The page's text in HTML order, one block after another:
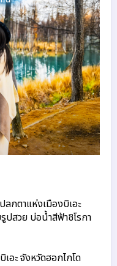
กตาแห่งเมืองบิเอะ
ปสวย บ่อน้ำสีฟ้าชิโรกา
อะ จังหวัดฮอกไกโด